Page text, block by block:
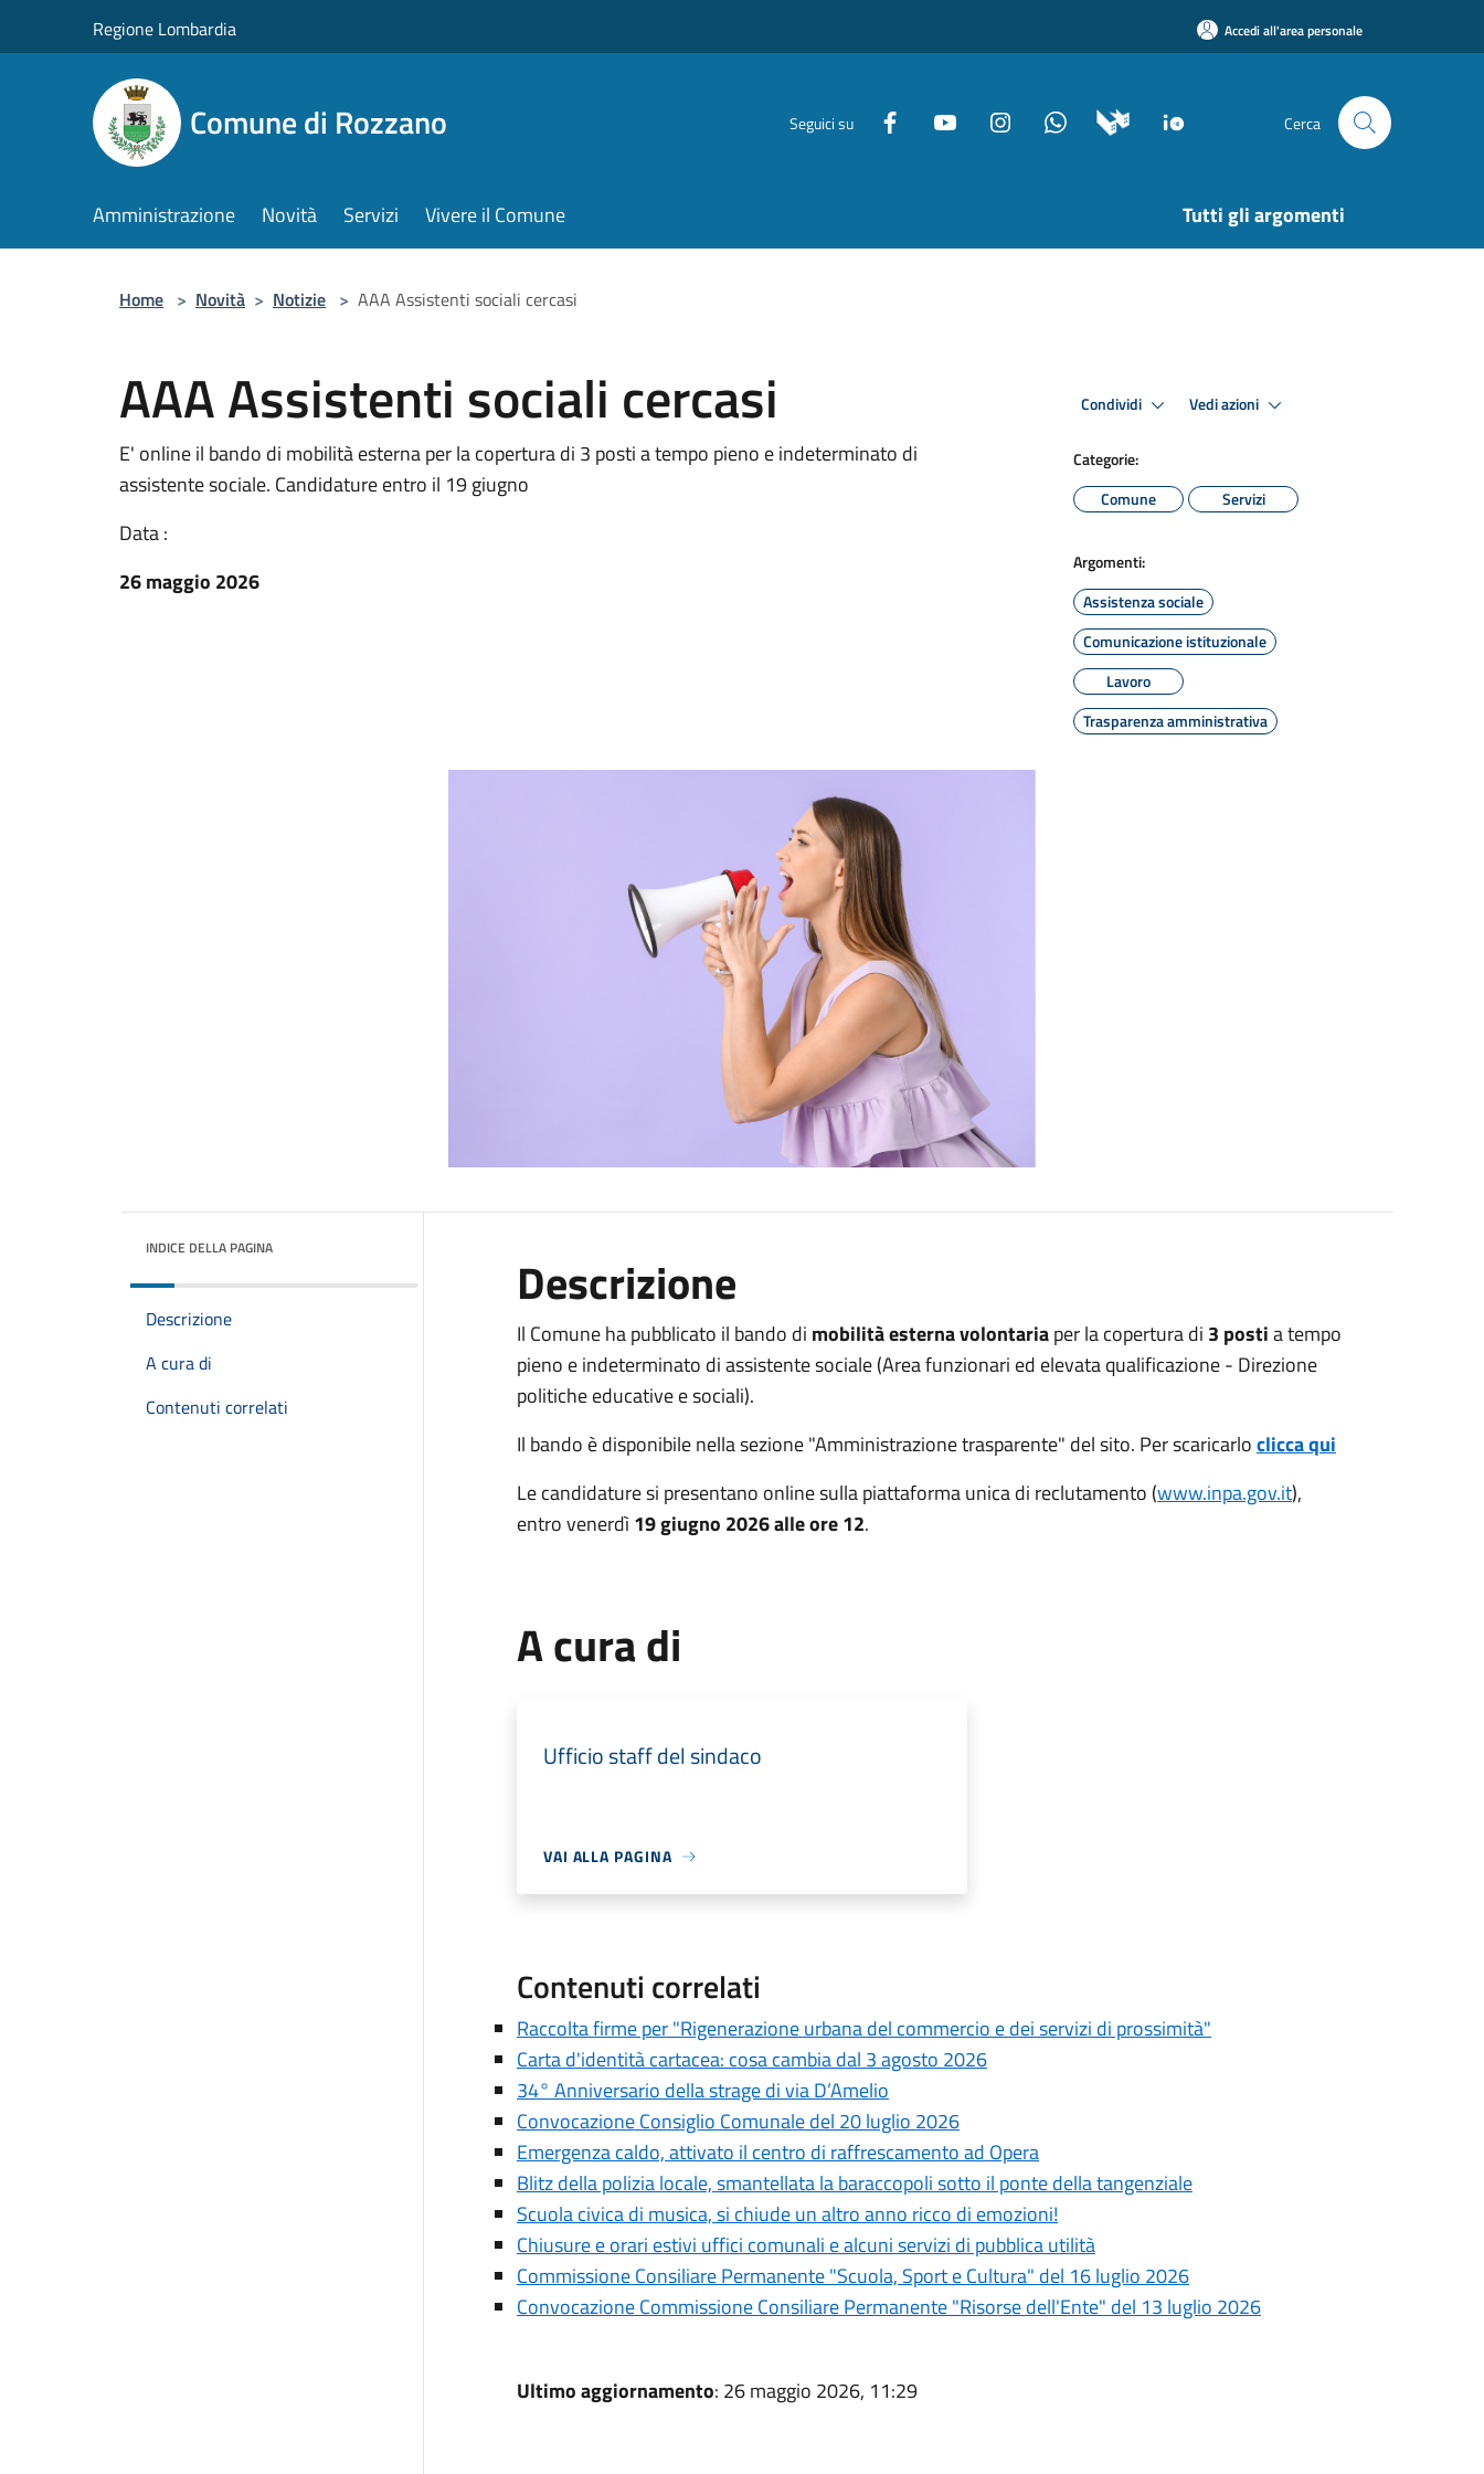
Regione Lombardia Accedi all'area personale
Comune di Rozzano Seguici su Cerca
Amministrazione Novità Servizi Vivere il Comune Tutti gli argomenti
Home > Novità > Notizie > AAA Assistenti sociali cercasi
AAA Assistenti sociali cercasi
E' online il bando di mobilità esterna per la copertura di 3 posti a tempo pieno e indeterminato di
assistente sociale. Candidature entro il 19 giugno
Data :
26 maggio 2026
Condividi Vedi azioni
Categorie:
Comune
Servizi
Argomenti:
Assistenza sociale
Comunicazione istituzionale
Lavoro
Trasparenza amministrativa
INDICE DELLA PAGINA
Descrizione
A cura di
Contenuti correlati
Descrizione
Il Comune ha pubblicato il bando di mobilità esternavolontariaper la copertura di 3 postia tempo
pieno e indeterminato di assistente sociale (Area funzionari ed elevata qualificazione - Direzione
politiche educative e sociali).
Il bando è disponibile nella sezione "Amministrazione trasparente" del sito. Per scaricarloclicca qui
Le candidature si presentano online sulla piattaforma unica di reclutamento (www.inpa.gov.it),
entro venerdì19 giugno 2026 alle ore 12.
A cura di
Ufficio staff del sindaco
VAI ALLA PAGINA
Contenuti correlati
Raccolta firme per "Rigenerazione urbana del commercio e dei servizi di prossimità"
Carta d'identità cartacea: cosa cambia dal 3 agosto 2026
34° Anniversario della strage di via D’Amelio
Convocazione Consiglio Comunale del 20 luglio 2026
Emergenza caldo, attivato il centro di raffrescamento ad Opera
Blitz della polizia locale, smantellata la baraccopoli sotto il ponte della tangenziale
Scuola civica di musica, si chiude un altro anno ricco di emozioni!
Chiusure e orari estivi uffici comunali e alcuni servizi di pubblica utilità
Commissione Consiliare Permanente "Scuola, Sport e Cultura" del 16 luglio 2026
Convocazione Commissione Consiliare Permanente "Risorse dell'Ente" del 13 luglio 2026
Ultimo aggiornamento: 26 maggio 2026, 11:29